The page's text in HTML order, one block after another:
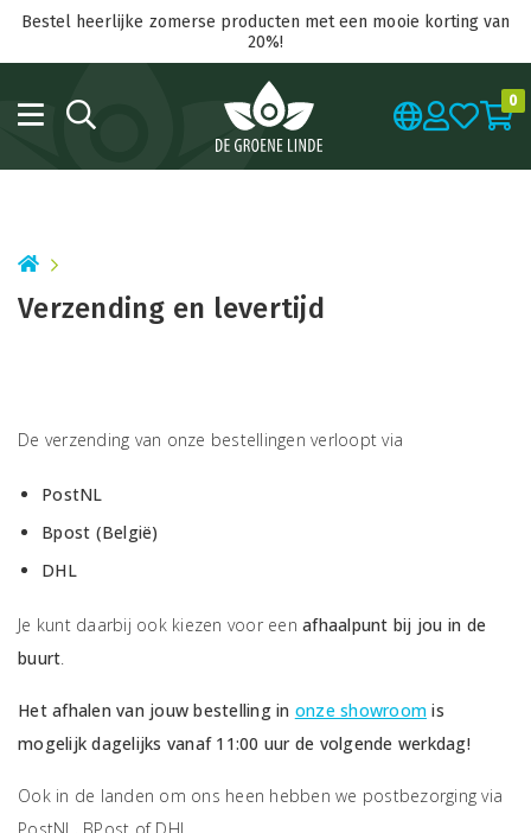
Bestel heerlijke zomerse producten met een mooie korting van
20%!
0
Verzending en levertijd
De verzending van onze bestellingen verloopt via
PostNL
Bpost (België)
DHL
Je kunt daarbij ook kiezen voor een afhaalpunt bij jou in de
buurt.
Het afhalen van jouw bestelling in onze showroom is
mogelijk dagelijks vanaf 11:00 uur de volgende werkdag!
Ook in de landen om ons heen hebben we postbezorging via